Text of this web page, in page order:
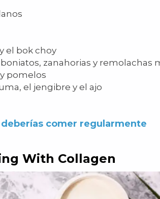
el bok choy
zanahorias y remolachas
pomelos
el jengibre y el ajo
comer regularmente
With Collagen